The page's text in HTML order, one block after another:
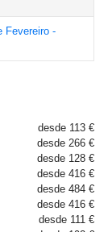
Fevereiro -
desde 113 €
desde 266 €
desde 128 €
desde 416 €
desde 484 €
desde 416 €
desde 111 €